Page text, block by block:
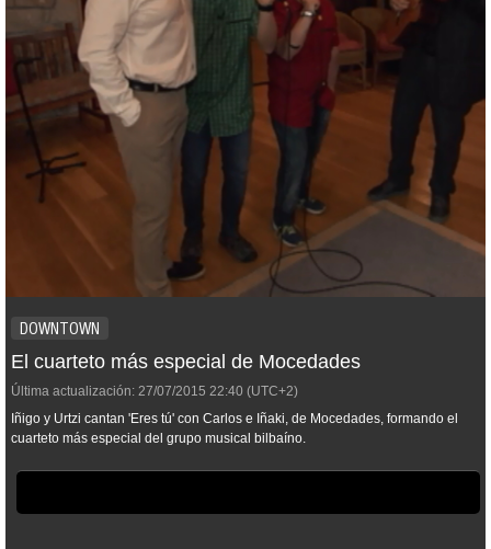
DOWNTOWN
El cuarteto más especial de Mocedades
Última actualización: 27/07/2015 22:40 (UTC+2)
Iñigo y Urtzi cantan 'Eres tú' con Carlos e Iñaki, de Mocedades, formando el
cuarteto más especial del grupo musical bilbaíno.